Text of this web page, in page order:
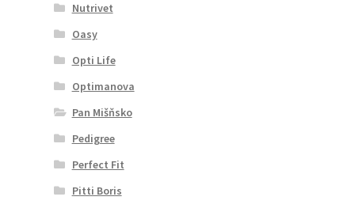
Nutrivet
Oasy
Opti Life
Optimanova
Pan Mišňsko
Pedigree
Perfect Fit
Pitti Boris